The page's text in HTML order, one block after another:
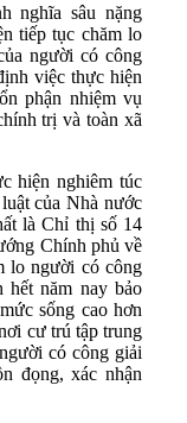
nghĩa sâu nặng
tiếp tục chăm lo
người có công
việc thực hiện
phận nhiệm vụ
trị và toàn xã
hiện nghiêm túc
của Nhà nước
là Chỉ thị số 14
Chính phủ về
lo người có công
hết năm nay bảo
sống cao hơn
cư trú tập trung
có công giải
đọng, xác nhận